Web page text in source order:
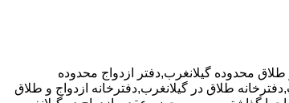
طلاق محدوده گیلانغرب,دفتر ازدواج محدوده
طلاق در گیلانغرب,دفترخانه ازدواج و طلاق